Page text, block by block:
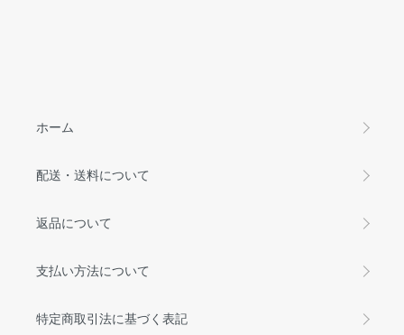
ホーム
配送・送料について
返品について
支払い方法について
特定商取引法に基づく表記